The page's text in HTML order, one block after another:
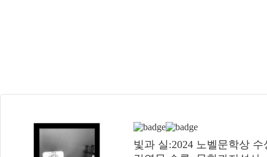
빛과 실:2024 노벨문학상 수